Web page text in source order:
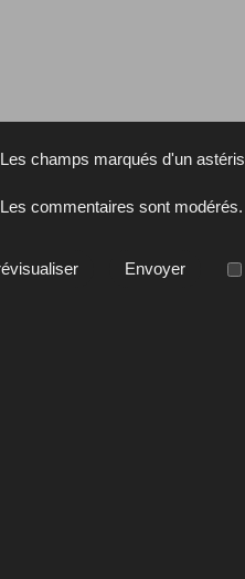
Les champs marqués d'un
Les commentaires sont modérés.